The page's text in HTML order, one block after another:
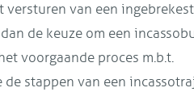
van een
de keuze om een
voorgaande proces m.b.t.
stappen van een